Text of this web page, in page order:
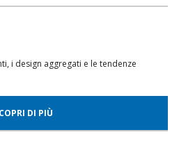
i design aggregati e le tendenze
DI PIÙ